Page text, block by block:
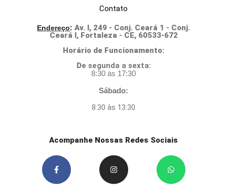
Contato
Endereço: Av. I, 249 - Conj. Ceará 1 - Conj.
Ceará I, Fortaleza - CE, 60533-672
Horário de Funcionamento:
De segunda a sexta:
8:30 às 17:30
Sábado:
8:30 às 13:30
Acompanhe Nossas Redes Sociais